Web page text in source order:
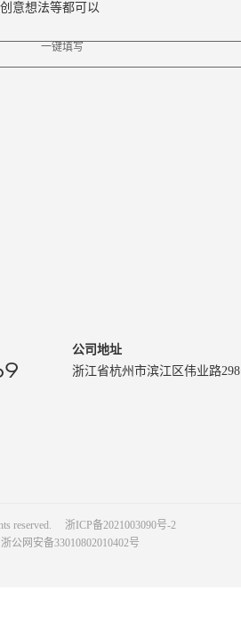
意想法等都可以
一键填写
公司地址
浙江省杭州市滨江区伟业路
reserved.
浙ICP备2021003090号-2
浙公网安备33010802010402号